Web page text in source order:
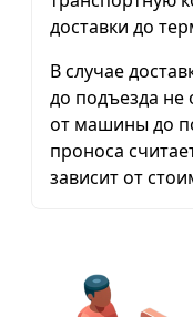
доставки до
В случае
до подъезда не
от машины до
проноса
зависит от